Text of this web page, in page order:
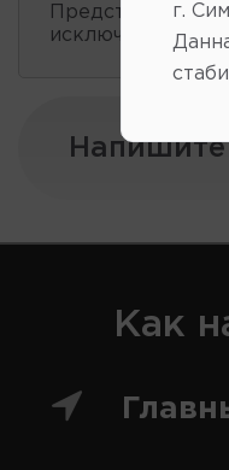
Представленные
исключительно
Как
г.